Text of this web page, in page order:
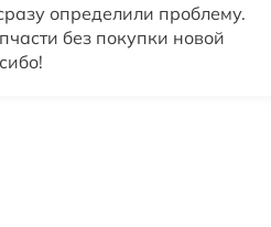
определили проблему.
без покупки новой